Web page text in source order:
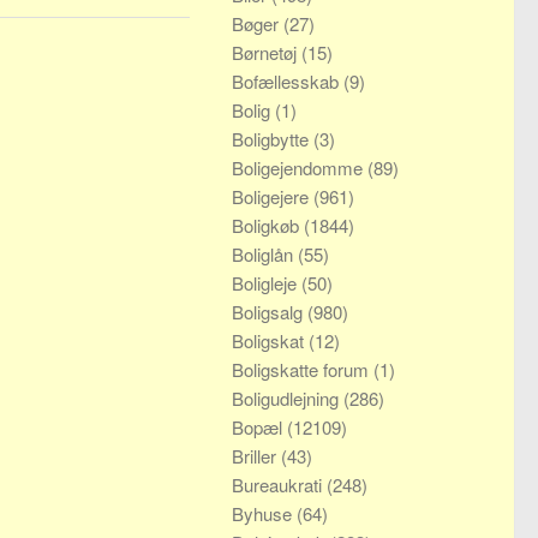
Bøger (27)
Børnetøj (15)
Bofællesskab (9)
Bolig (1)
Boligbytte (3)
Boligejendomme (89)
Boligejere (961)
Boligkøb (1844)
Boliglån (55)
Boligleje (50)
Boligsalg (980)
Boligskat (12)
Boligskatte forum (1)
Boligudlejning (286)
Bopæl (12109)
Briller (43)
Bureaukrati (248)
Byhuse (64)